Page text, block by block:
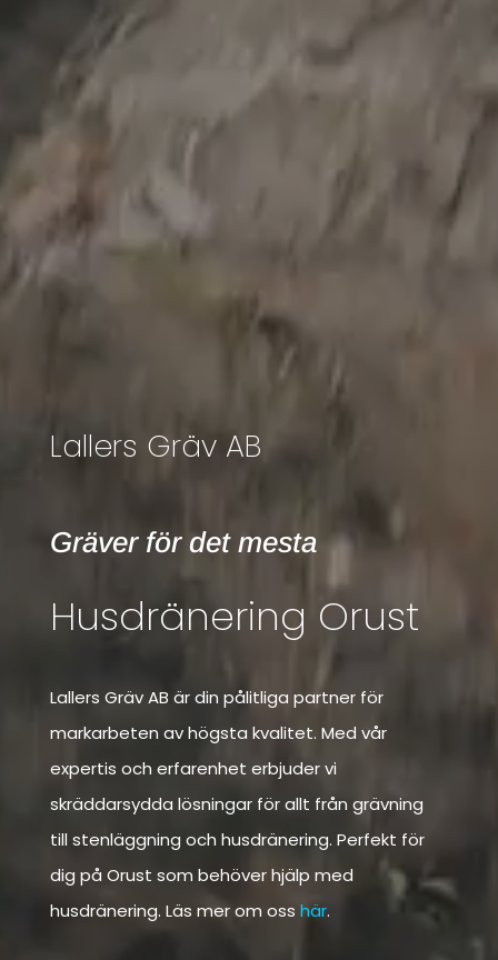
Lallers Gräv AB
Gräver för det mesta
Husdränering Orust
Lallers Gräv AB är din pålitliga partner för
markarbeten av högsta kvalitet. Med vår
expertis och erfarenhet erbjuder vi
skräddarsydda lösningar för allt från grävning
till stenläggning och husdränering. Perfekt för
dig på Orust som behöver hjälp med
husdränering. Läs mer om oss här.